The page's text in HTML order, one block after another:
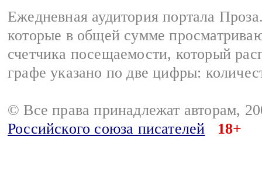
Ежедневная аудитория портала
которые в общей сумме
счетчика посещаемости, который
графе указано по две цифры:
© Все права принадлежат авторам,
Российского союза писателей
18+